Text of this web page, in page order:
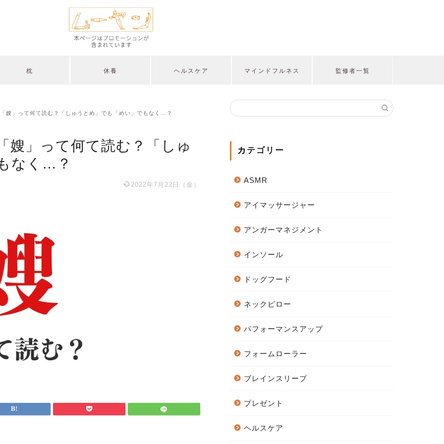
枕 休養 ヘルスケア マインドフルネス 監修者一覧
嫂」って何て読む？「しゅうとめ」でも「めい」でもなく…？
嫂」って何て読む？「しゅ
なく…？
2022年7月22日（金）
カテゴリー
ASMR
アイマッサージャー
アンガーマネジメント
インソール
ドッグフード
ネックピロー
パフォーマンスアップ
フォームローラー
ブレインスリープ
プレゼント
ヘルスケア